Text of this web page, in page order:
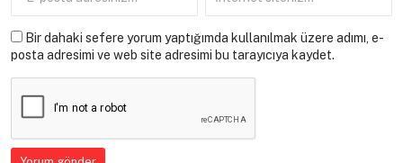
Bir dahaki sefere yorum yaptığımda kullanılmak üzere adımı, e-
posta adresimi ve web site adresimi bu tarayıcıya kaydet.